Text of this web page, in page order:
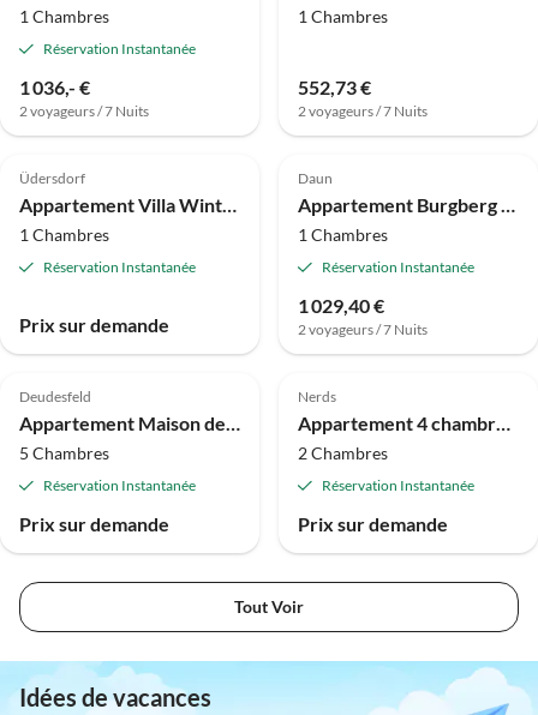
1 Chambres
Réservation Instantanée
1 036,- €
2 voyageurs / 7 Nuits
1 Chambres
552,73 €
2 voyageurs / 7 Nuits
Üdersdorf
Appartement Villa Winterfell, maison de vacances
1 Chambres
Réservation Instantanée
Prix sur demande
Daun
Appartement Burgberg City
1 Chambres
Réservation Instantanée
1 029,40 €
2 voyageurs / 7 Nuits
Deudesfeld
Appartement Maison de vacances de 10 couchages, douche ou baignoire, 5 chambres.
5 Chambres
Réservation Instantanée
Prix sur demande
Nerds
Appartement 4 chambres (GR.)
2 Chambres
Réservation Instantanée
Prix sur demande
Tout Voir
Idées de vacances